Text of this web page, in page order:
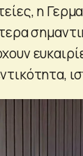
η